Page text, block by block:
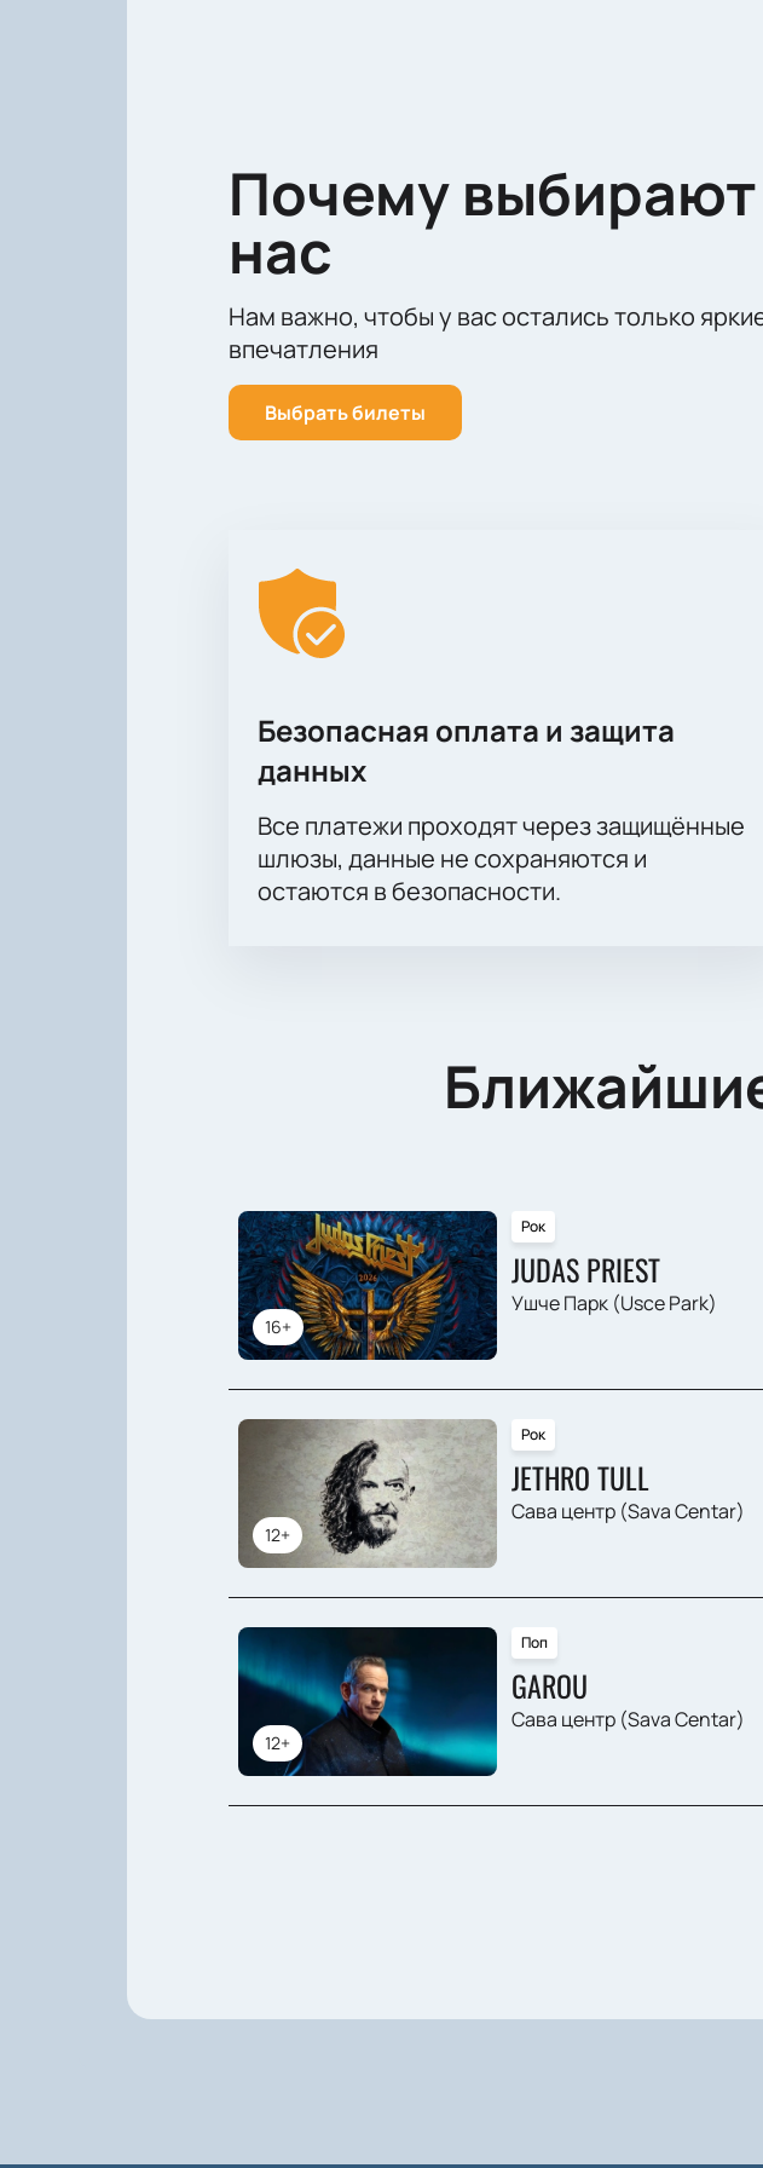
Почему выбирают
нас
Нам важно, чтобы у вас остались только
впечатления
Выбрать билеты
Безопасная оплата и защита
данных
Все платежи проходят через защищённые
шлюзы, данные не сохраняются и
остаются в безопасности.
16+
Рок
JUDAS PRIEST
Ушче Парк (Usce Park)
12+
Рок
JETHRO TULL
Сава центр (Sava Centar)
12+
Поп
GAROU
Сава центр (Sava Centar)